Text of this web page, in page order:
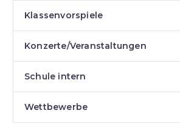
Klassenvorspiele
Konzerte/Veranstaltungen
Schule intern
Wettbewerbe